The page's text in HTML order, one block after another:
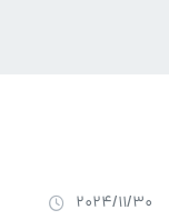
2024/11/30